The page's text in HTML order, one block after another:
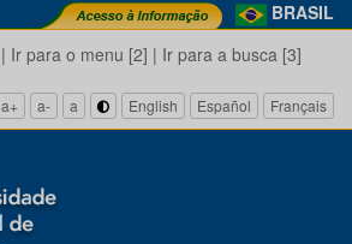
BRASIL
| Ir para o menu [2] | Ir para a busca [3]
a+ a- a English Español Français